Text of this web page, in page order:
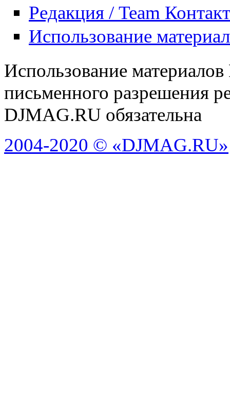
Редакция / Team
Использование
Использование
письменного разрешения
DJMAG.RU обязательна
2004-2020 © «DJMAG.RU»